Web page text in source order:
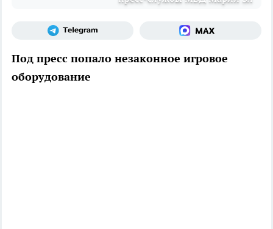
Под пресс попало незаконное игровое
оборудование